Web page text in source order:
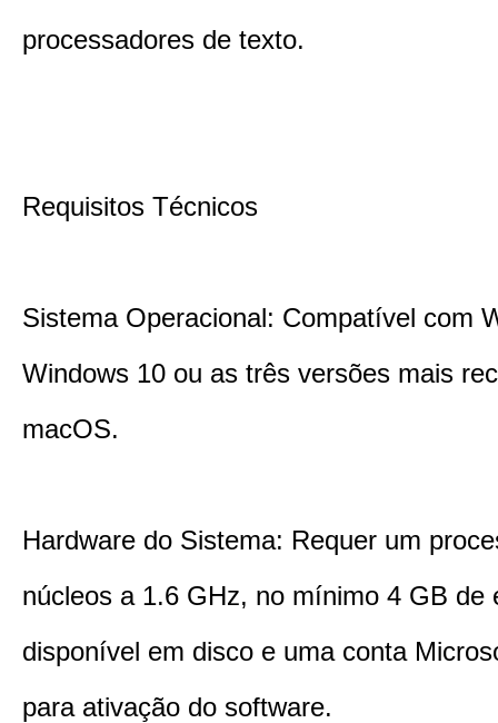
processadores de texto.
Requisitos Técnicos
Sistema Operacional: Compatível com
Windows 10 ou as três versões mais
macOS.
Hardware do Sistema: Requer um
núcleos a 1.6 GHz, no mínimo 4 GB de
disponível em disco e uma conta
para ativação do software.